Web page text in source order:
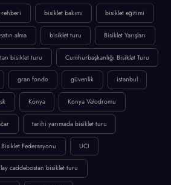
rehberi bisiklet bakımı bisiklet eğitimi
alma bisiklet turu Bisiklet Yarışları
bisiklet turu Cumhurbaşkanlığı Bisiklet Turu
gran fondo güvenlik istanbul
Konya Konya Velodromu
tarihi yarımada bisiklet turu
Federasyonu UCI
caddebostan bisiklet turu